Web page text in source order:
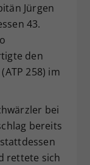
Jürgen
43.
den
258) im
bei
bereits
rettete sich